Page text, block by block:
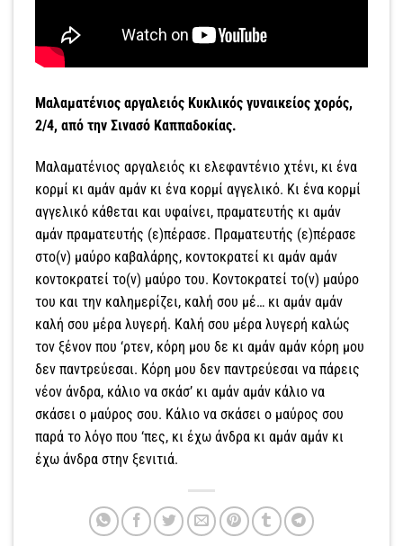
Μαλαματένιος αργαλειός Κυκλικός γυναικείος χορός,
2/4, από την Σινασό Καππαδοκίας.
Μαλαματένιος αργαλειός κι ελεφαντένιο χτένι, κι ένα
κορμί κι αμάν αμάν κι ένα κορμί αγγελικό. Κι ένα κορμί
αγγελικό κάθεται και υφαίνει, πραματευτής κι αμάν
αμάν πραματευτής (ε)πέρασε. Πραματευτής (ε)πέρασε
στο(ν) μαύρο καβαλάρης, κοντοκρατεί κι αμάν αμάν
κοντοκρατεί το(ν) μαύρο του. Κοντοκρατεί το(ν) μαύρο
του και την καλημερίζει, καλή σου μέ… κι αμάν αμάν
καλή σου μέρα λυγερή. Καλή σου μέρα λυγερή καλώς
τον ξένον που ‘ρτεν, κόρη μου δε κι αμάν αμάν κόρη μου
δεν παντρεύεσαι. Κόρη μου δεν παντρεύεσαι να πάρεις
νέον άνδρα, κάλιο να σκάσ’ κι αμάν αμάν κάλιο να
σκάσει ο μαύρος σου. Κάλιο να σκάσει ο μαύρος σου
παρά το λόγο που ‘πες, κι έχω άνδρα κι αμάν αμάν κι
έχω άνδρα στην ξενιτιά.